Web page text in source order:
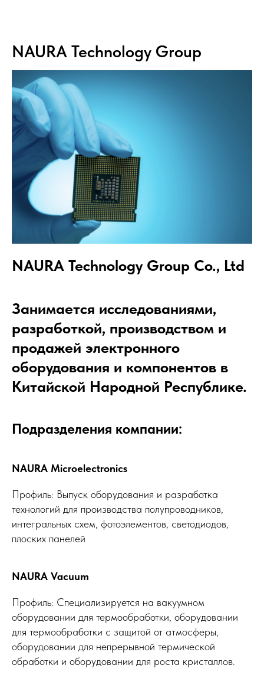
NAURA Technology Group
NAURA Technology Group Co., Ltd
Занимается исследованиями,
разработкой, производством и
продажей электронного
оборудования и компонентов в
Китайской Народной Республике.
Подразделения компании:
NAURA Microelectronics
Профиль: Выпуск оборудования и разработка
технологий для производства полупроводников,
интегральных схем, фотоэлементов, светодиодов,
плоских панелей
NAURA Vacuum
Профиль: Специализируется на вакуумном
оборудовании для термообработки, оборудовании
для термообработки с защитой от атмосферы,
оборудовании для непрерывной термической
обработки и оборудовании для роста кристаллов.